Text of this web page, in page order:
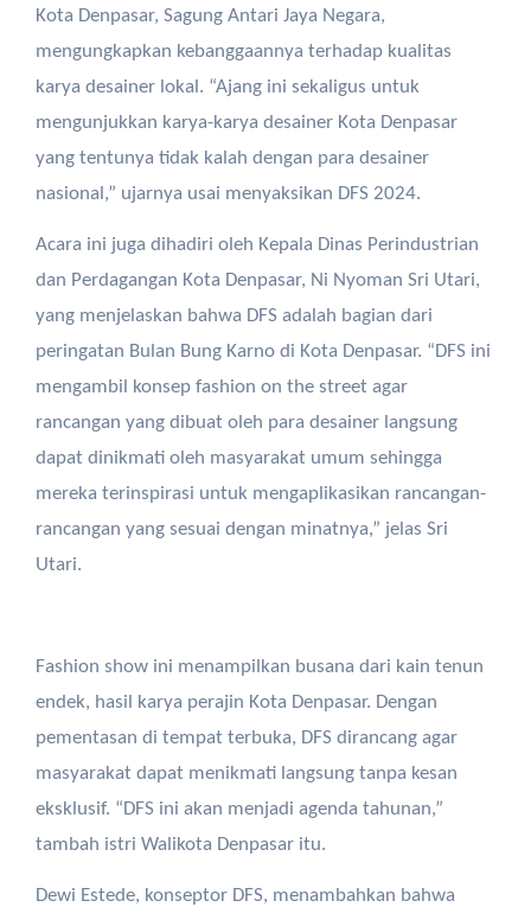
Kota Denpasar, Sagung Antari Jaya Negara,
mengungkapkan kebanggaannya terhadap kualitas
karya desainer lokal. “Ajang ini sekaligus untuk
mengunjukkan karya-karya desainer Kota Denpasar
yang tentunya tidak kalah dengan para desainer
nasional,” ujarnya usai menyaksikan DFS 2024.
Acara ini juga dihadiri oleh Kepala Dinas Perindustrian
dan Perdagangan Kota Denpasar, Ni Nyoman Sri Utari,
yang menjelaskan bahwa DFS adalah bagian dari
peringatan Bulan Bung Karno di Kota Denpasar. “DFS ini
mengambil konsep fashion on the street agar
rancangan yang dibuat oleh para desainer langsung
dapat dinikmati oleh masyarakat umum sehingga
mereka terinspirasi untuk mengaplikasikan rancangan-
rancangan yang sesuai dengan minatnya,” jelas Sri
Utari.
Fashion show ini menampilkan busana dari kain tenun
endek, hasil karya perajin Kota Denpasar. Dengan
pementasan di tempat terbuka, DFS dirancang agar
masyarakat dapat menikmati langsung tanpa kesan
eksklusif. “DFS ini akan menjadi agenda tahunan,”
tambah istri Walikota Denpasar itu.
Dewi Estede, konseptor DFS, menambahkan bahwa